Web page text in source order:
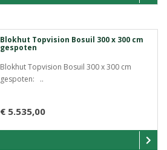
Blokhut Topvision Bosuil 300 x 300 cm
gespoten
Blokhut Topvision Bosuil 300 x 300 cm
gespoten: ..
€ 5.535,00